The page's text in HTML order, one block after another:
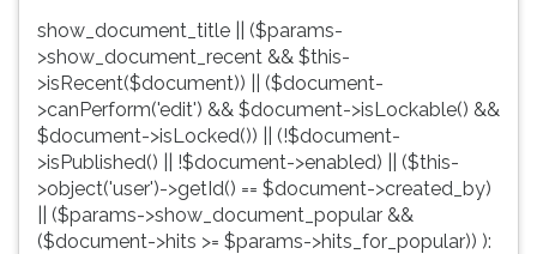
livros,
biografias,
profissões,
simulados
comentados.
Acessibilidade
pular
essa
leitura
pressione
depois
show_document_title || ($params-
>show_document_recent && $this-
>isRecent($document)) || ($document-
>canPerform('edit') && $document->isLockable() &&
$document->isLocked()) || (!$document-
>isPublished() || !$document->enabled) || ($this-
>object('user')->getId() == $document->created_by)
|| ($params->show_document_popular &&
($document->hits >= $params->hits_for_popular)) ):